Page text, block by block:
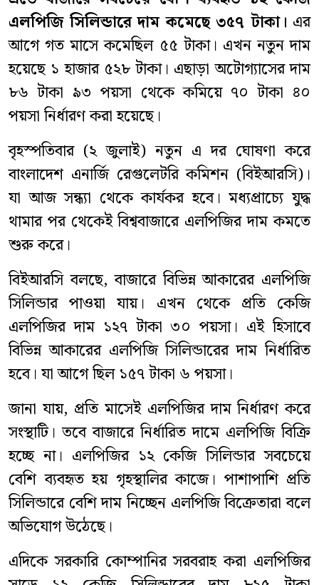
এলপিজি সিলিন্ডারে দাম কমেছে ৩৫৭ টাকা। এর
আগে গত মাসে কমেছিল ৫৫ টাকা। এখন নতুন দাম
হয়েছে ১ হাজার ৫২৮ টাকা। এছাড়া অটোগ্যাসের দাম
৮৬ টাকা ৯৩ পয়সা থেকে কমিয়ে ৭০ টাকা ৪০
পয়সা নির্ধারণ করা হয়েছে।
বৃহস্পতিবার (২ জুলাই) নতুন এ দর ঘোষণা করে
বাংলাদেশ এনার্জি রেগুলেটরি কমিশন (বিইআরসি)।
যা আজ সন্ধ্যা থেকে কার্যকর হবে। মধ্যপ্রাচ্যে যুদ্ধ
থামার পর থেকেই বিশ্ববাজারে এলপিজির দাম কমতে
শুরু করে।
বিইআরসি বলছে, বাজারে বিভিন্ন আকারের এলপিজি
সিলিন্ডার পাওয়া যায়। এখন থেকে প্রতি কেজি
এলপিজির দাম ১২৭ টাকা ৩০ পয়সা। এই হিসাবে
বিভিন্ন আকারের এলপিজি সিলিন্ডারের দাম নির্ধারিত
হবে। যা আগে ছিল ১৫৭ টাকা ৬ পয়সা।
জানা যায়, প্রতি মাসেই এলপিজির দাম নির্ধারণ করে
সংস্থাটি। তবে বাজারে নির্ধারিত দামে এলপিজি বিক্রি
হচ্ছে না। এলপিজির ১২ কেজি সিলিন্ডার সবচেয়ে
বেশি ব্যবহৃত হয় গৃহস্থালির কাজে। পাশাপাশি প্রতি
সিলিন্ডারে বেশি দাম নিচ্ছেন এলপিজি বিক্রেতারা বলে
অভিযোগ উঠেছে।
এদিকে সরকারি কোম্পানির সরবরাহ করা এলপিজির